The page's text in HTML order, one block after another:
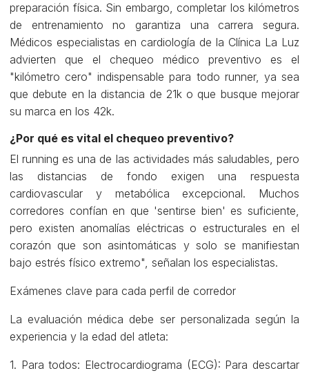
preparación física. Sin embargo, completar los kilómetros
de entrenamiento no garantiza una carrera segura.
Médicos especialistas en cardiología de la Clínica La Luz
advierten que el chequeo médico preventivo es el
"kilómetro cero" indispensable para todo runner, ya sea
que debute en la distancia de 21k o que busque mejorar
su marca en los 42k.
¿Por qué es vital el chequeo preventivo?
El running es una de las actividades más saludables, pero
las distancias de fondo exigen una respuesta
cardiovascular y metabólica excepcional. Muchos
corredores confían en que 'sentirse bien' es suficiente,
pero existen anomalías eléctricas o estructurales en el
corazón que son asintomáticas y solo se manifiestan
bajo estrés físico extremo", señalan los especialistas.
Exámenes clave para cada perfil de corredor
La evaluación médica debe ser personalizada según la
experiencia y la edad del atleta:
1. Para todos: Electrocardiograma (ECG): Para descartar